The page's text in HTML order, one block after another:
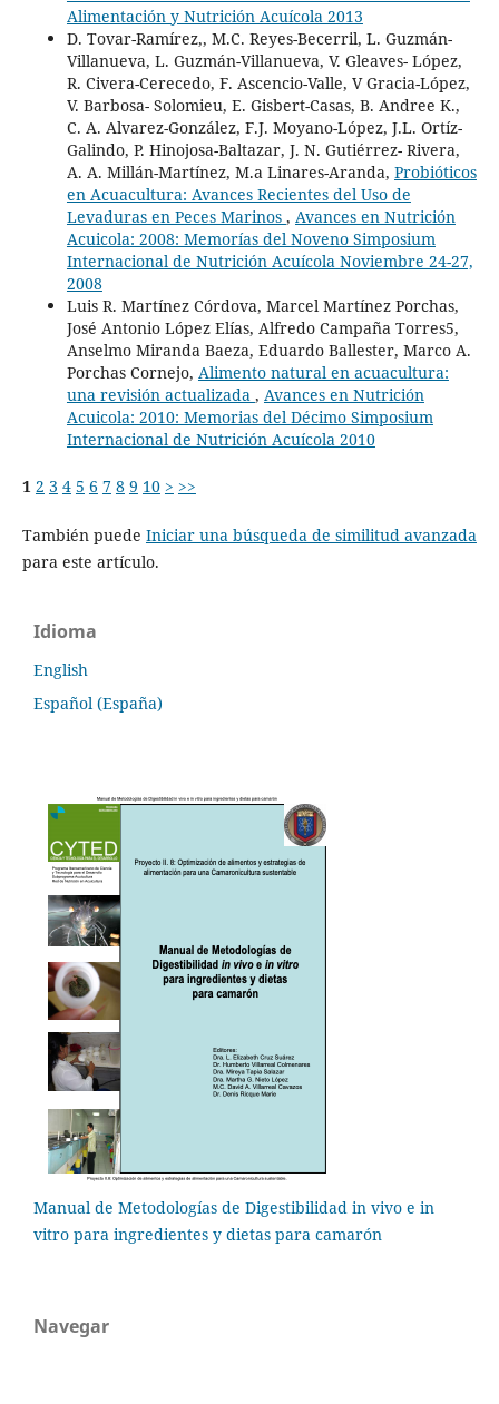
Alimentación y Nutrición Acuícola 2013
D. Tovar-Ramírez,, M.C. Reyes-Becerril, L. Guzmán-
Villanueva, L. Guzmán-Villanueva, V. Gleaves- López,
R. Civera-Cerecedo, F. Ascencio-Valle, V Gracia-López,
V. Barbosa- Solomieu, E. Gisbert-Casas, B. Andree K.,
C. A. Alvarez-González, F.J. Moyano-López, J.L. Ortíz-
Galindo, P. Hinojosa-Baltazar, J. N. Gutiérrez- Rivera,
A. A. Millán-Martínez, M.a Linares-Aranda, Probióticos
en Acuacultura: Avances Recientes del Uso de
Levaduras en Peces Marinos , Avances en Nutrición
Acuicola: 2008: Memorías del Noveno Simposium
Internacional de Nutrición Acuícola Noviembre 24-27,
2008
Luis R. Martínez Córdova, Marcel Martínez Porchas,
José Antonio López Elías, Alfredo Campaña Torres5,
Anselmo Miranda Baeza, Eduardo Ballester, Marco A.
Porchas Cornejo, Alimento natural en acuacultura:
una revisión actualizada , Avances en Nutrición
Acuicola: 2010: Memorias del Décimo Simposium
Internacional de Nutrición Acuícola 2010
1 2 3 4 5 6 7 8 9 10 > >>
También puede Iniciar una búsqueda de similitud avanzada
para este artículo.
Idioma
English
Español (España)
Manual de Metodologías de Digestibilidad in vivo e in
vitro para ingredientes y dietas para camarón
Navegar